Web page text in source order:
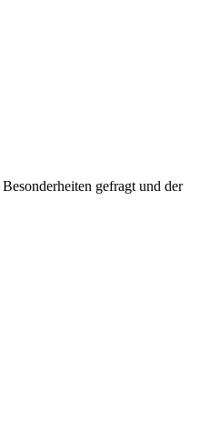
gefragt und der